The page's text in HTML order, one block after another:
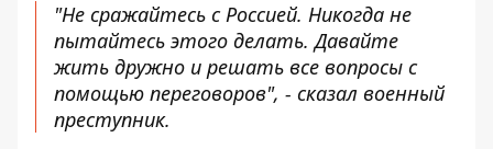
"Не сражайтесь с Россией. Никогда не
пытайтесь этого делать. Давайте
жить дружно и решать все вопросы с
помощью переговоров", - сказал военный
преступник.